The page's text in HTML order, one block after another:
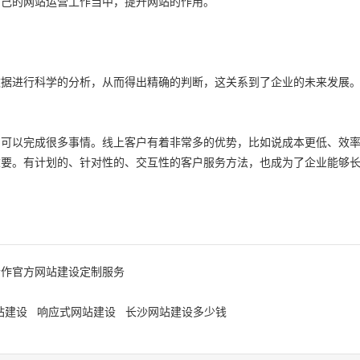
进行科学的分析，从而得出精确的判断，这关系到了企业的未来发展。
以完成很多事情。线上客户有着非常多的优势，比如说成本更低、效
。有计划的、针对性的、交互性的客户服务方法，也成为了企业能够
官方网站建设定制服务
建设 响应式网站建设 长沙网站建设多少钱